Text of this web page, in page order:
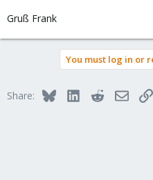
Gruß Frank
You must log in or
Share: BlueskyLinkedInRedditEmail